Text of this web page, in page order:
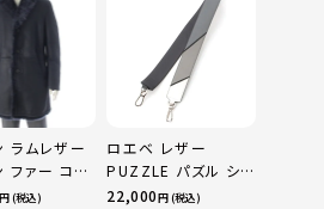
ラムレザー
ファー コー
ー ネイビー
円 (税込)
ロエベ レザー
PUZZLE パズル ショ
ルダーストラップ マ
22,000円 (税込)